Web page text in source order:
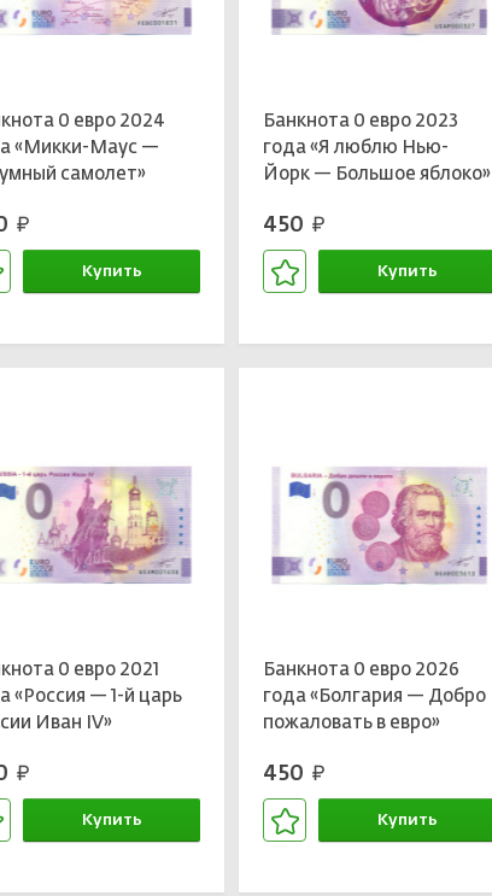
0 евро 2024
«Микки-Маус —
самолет»
руб.
Купить
Банкнота 0 евро 2023
года «Я люблю Нью-
Йорк — Большое яблоко»
450 руб.
Купить
0 евро 2021
«Россия — 1-й царь
Иван IV»
руб.
Купить
Банкнота 0 евро 2026
года «Болгария — Добро
пожаловать в евро»
450 руб.
Купить